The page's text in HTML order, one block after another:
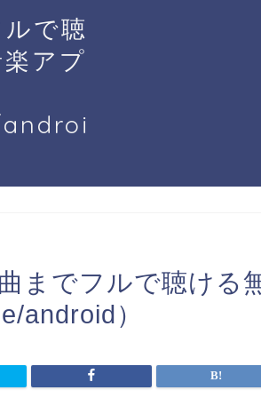
で聴
アプ
androi
までフルで聴ける
android）